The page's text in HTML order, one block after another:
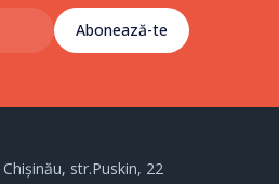
Abonează-te
str.Puskin, 22